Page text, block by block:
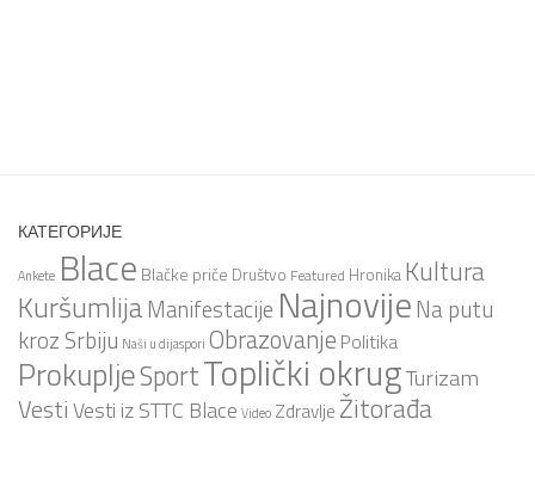
КАТЕГОРИЈЕ
Ankete Blace Blačke priče Društvo Featured Hronika Kultura
KuršumlijaManifestacije NajnovijeNa putu
kroz Srbiju Naši u dijaspori Obrazovanje Politika
ProkupljeSportToplički okrugTurizam
VestiVesti iz STTC Blace Video Zdravlje Žitorađa